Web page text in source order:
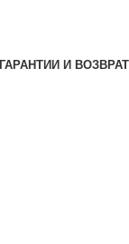
ГАРАНТИИ И ВОЗВРАТ